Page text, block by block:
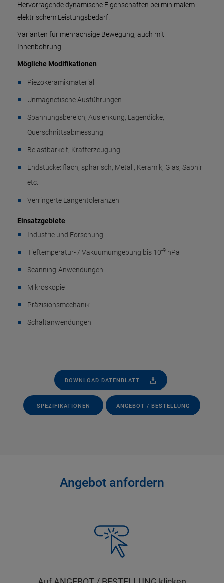
Hervorragende dynamische Eigenschaften bei minimalem
elektrischem Leistungsbedarf.
Varianten für mehrachsige Bewegung, auch mit
Innenbohrung.
Mögliche Modifikationen
Piezokeramikmaterial
Unmagnetische Ausführungen
Spannungsbereich, Auslenkung, Lagendicke,
Querschnittsabmessung
Belastbarkeit, Krafterzeugung
Endstücke: flach, sphärisch, Metall, Keramik, Glas, Saphir
etc.
Verringerte Längentoleranzen
Einsatzgebiete
Industrie und Forschung
Tieftemperatur- / Vakuumumgebung bis 10-9 hPa
Scanning-Anwendungen
Mikroskopie
Präzisionsmechanik
Schaltanwendungen
DOWNLOAD DATENBLATT
SPEZIFIKATIONEN ANGEBOT / BESTELLUNG
Angebot anfordern